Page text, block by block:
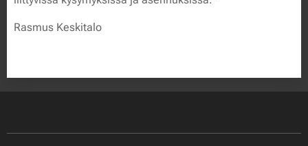
Rasmus Keskitalo